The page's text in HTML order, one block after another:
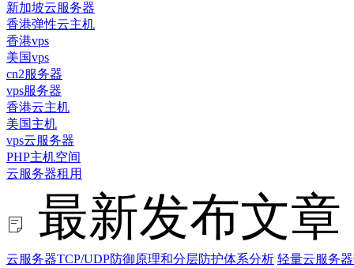
新加坡云服务器
香港弹性云主机
香港vps
美国vps
cn2服务器
vps服务器
香港云主机
美国主机
vps云服务器
PHP主机空间
云服务器租用
最新发布文章
云服务器TCP/UDP防御原理和分层防护体系分析 轻量云服务